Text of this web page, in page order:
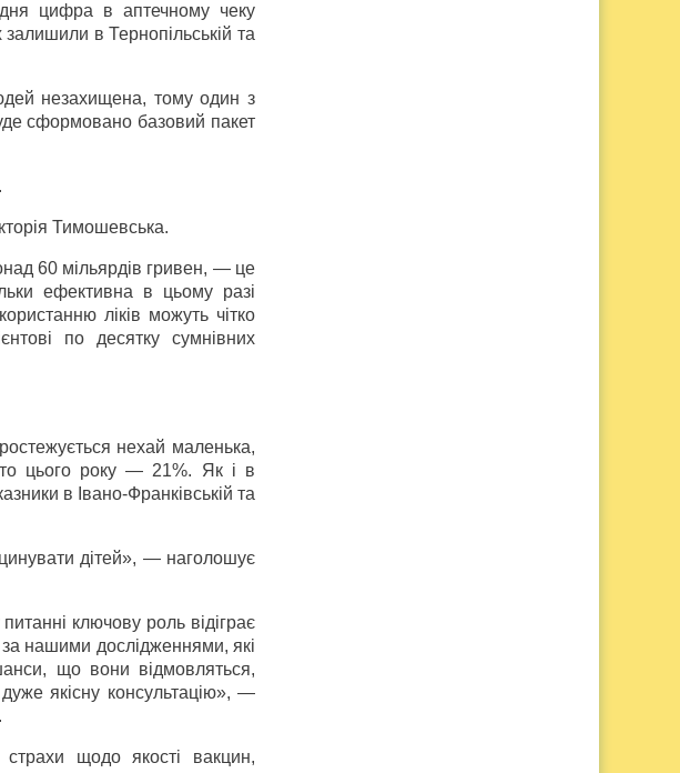
цифра в аптечному чеку
в Тернопільській та
незахищена, тому один з
сформовано базовий пакет
Тимошевська.
60 мільярдів гривен, — це
ефективна в цьому разі
ліків можуть чітко
по десятку сумнівних
нехай маленька,
то цього року — 21%. Як і в
в Івано-Франківській та
дітей», — наголошує
ключову роль відіграє
нашими дослідженнями, які
що вони відмовляться,
якісну консультацію», —
щодо якості вакцин,